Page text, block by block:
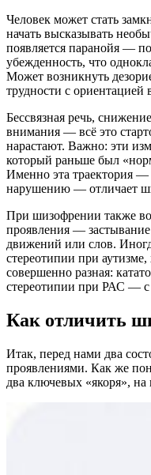
Человек может стать
начать высказывать
появляется паранойя —
убежденность, что
Может возникнуть
трудности с ориентацией
Бессвязная речь,
внимания — всё это
нарастают. Важно: эти
который раньше был
Именно эта траектория
нарушению — отличает
При шизофрении также
проявления —
движений или слов.
стереотипии при
совершенно разная:
стереотипии при РАС — с
Как отличить
Итак, перед нами два
проявлениями. Как же
два ключевых «якоря»,